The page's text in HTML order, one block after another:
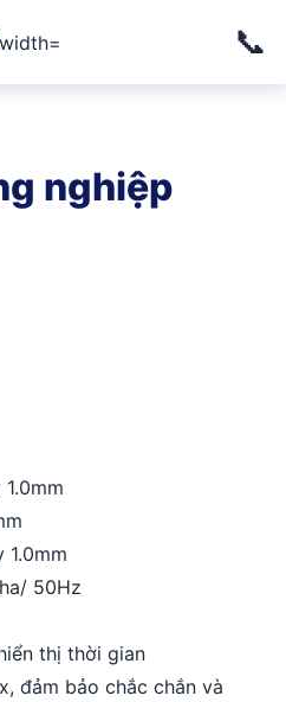
📞
nghiệp
1.0mm
50Hz
thị thời gian
đảm bảo chắc chắn và